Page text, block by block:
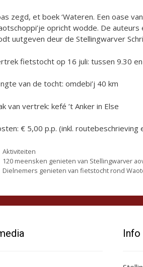
zegd, et boek ‘Wateren. Een oase
opricht wodde. De auteurs
uutgeven deur de Stellingwarver
fietstocht op 16 juli: tussen 9.30
van de tocht: omdebi’j 40 km
van vertrek: kefé ’t Anker in Else
€ 5,00 p.p. (inkl.
Categorieën
Aktiviteiten
120 meensken genieten van Stellingwarver
Dielnemers genieten van fietstocht rond
Info